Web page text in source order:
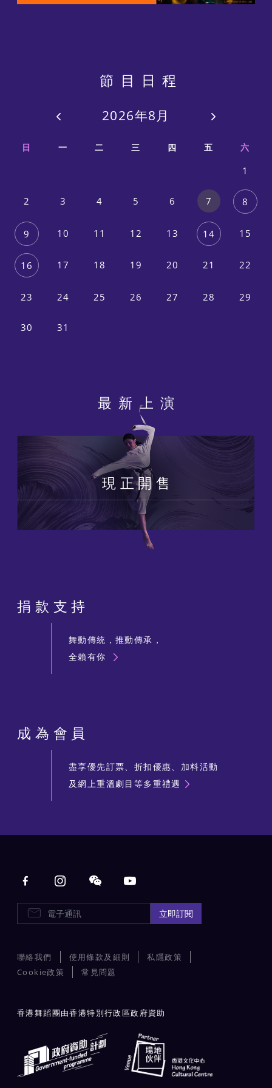
節目日程
2026年8月
日 一 二 三 四 五 六
1
2 3 4 5 6 7 8
9 10 11 12 13 14 15
16 17 18 19 20 21 22
23 24 25 26 27 28 29
30 31
最新上演
現正開售
捐款支持
舞動傳統，推動傳承，
全賴有你
成為會員
盡享優先訂票、折扣優惠、加料活動
及網上重溫劇目等多重禮遇
Main navigation
E-Newsletters 立即訂閱
聯絡我們 使用條款及細則
私隱政策
Cookie政策
常見問題
香港舞蹈團由香港特別行政區政府資助